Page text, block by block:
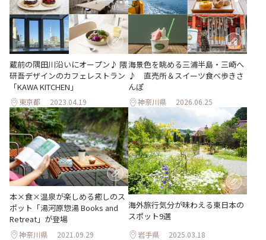
蔵前の隅田川沿いにオープン♪ 隈
研吾デザインのカフェレストラン
「KAWA KITCHEN」
東京都 2023.04.19
海景色を眺める三浦半島・三崎へ
♪ 直売所＆スイーツ食べ歩きさ
んぽ
神奈川県 2026.06.25
本×食×温泉が楽しめる癒しのス
ポット「湯河原惣湯 Books and
Retreat」が登場
神奈川県 2021.09.29
海外旅行気分が味わえる東日本の
スポット9選
岩手県 2025.03.18